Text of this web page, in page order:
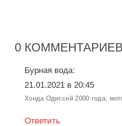
0 КОММЕНТАРИЕВ
Бурная вода:
21.01.2021 в 20:45
Хонда Одиссей 2000 года,
Ответить